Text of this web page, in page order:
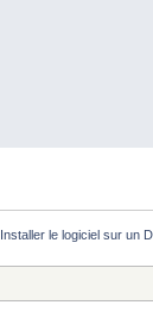
Installer le logiciel sur un